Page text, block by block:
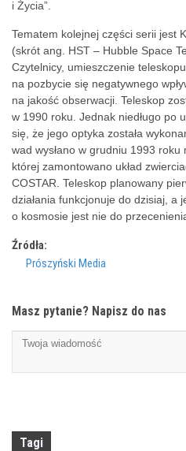
i Życia”.
Tematem kolejnej części serii jest
(skrót ang. HST – Hubble Space
Czytelnicy, umieszczenie
na pozbycie się negatywnego
na jakość obserwacji. Teleskop
w 1990 roku. Jednak niedługo po
się, że jego optyka została
wad wysłano w grudniu 1993
której zamontowano układ
COSTAR. Teleskop planowany
działania funkcjonuje do dzisiaj, a
o kosmosie jest nie do
Źródła:
Prószyński Media
Masz pytanie? Napisz do nas
Tagi